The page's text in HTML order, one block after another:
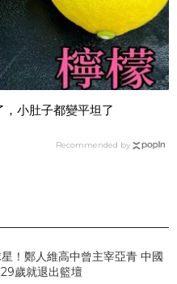
小肚子都變平坦了
Recommended by
！鄭人維高中曾主宰亞青 中國
歲就退出籃壇